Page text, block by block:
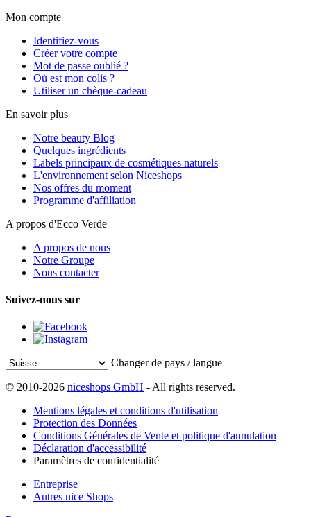
Mon compte
Identifiez-vous
Créer votre compte
Mot de passe oublié ?
Où est mon colis ?
Utiliser un chèque-cadeau
En savoir plus
Notre beauty Blog
Quelques ingrédients
Labels principaux de cosmétiques naturels
L'environnement selon Niceshops
Nos offres du moment
Programme d'affiliation
A propos d'Ecco Verde
A propos de nous
Notre Groupe
Nous contacter
Suivez-nous sur
Changer de pays / langue
© 2010-2026 niceshops GmbH - All rights reserved.
Mentions légales et conditions d'utilisation
Protection des Données
Conditions Générales de Vente et politique d'annulation
Déclaration d'accessibilité
Paramètres de confidentialité
Entreprise
Autres nice Shops